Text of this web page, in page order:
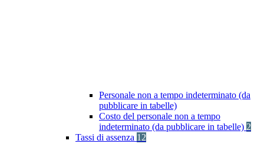
Personale non a tempo indeterminato (da
pubblicare in tabelle)
Costo del personale non a tempo
indeterminato (da pubblicare in tabelle) 2
Tassi di assenza 12